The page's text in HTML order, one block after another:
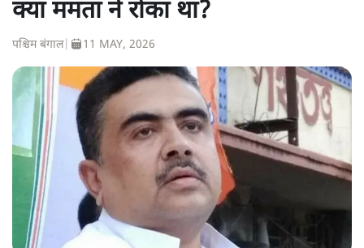
क्या ममता ने रोका था?
पश्चिम बंगाल| 11 MAY, 2026